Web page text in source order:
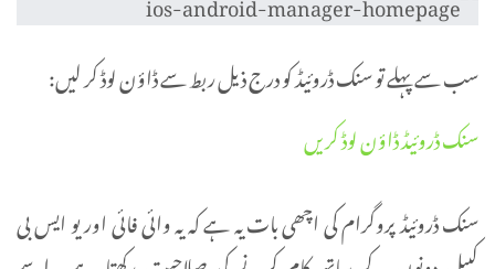
سب سے پہلے تو سنک ڈروئیڈ کو درج ذیل ربط سے ڈاؤن لوڈ کر لیں:
سنک ڈروئیڈ ڈاؤن لوڈ کریں
سنک ڈروئیڈ پروگرام کی اچھی بات یہ ہے کہ یہ وائی فائی اور یو ایس بی